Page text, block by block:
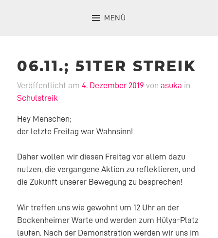
MENÜ
06.11.; 51TER STREIK
Veröffentlicht am4. Dezember 2019 von asuka in
Schulstreik
Hey Menschen;
der letzte Freitag war Wahnsinn!
Daher wollen wir diesen Freitag vor allem dazu
nutzen, die vergangene Aktion zu reflektieren, und
die Zukunft unserer Bewegung zu besprechen!
Wir treffen uns wie gewohnt um 12 Uhr an der
Bockenheimer Warte und werden zum Hülya-Platz
laufen. Nach der Demonstration werden wir uns im